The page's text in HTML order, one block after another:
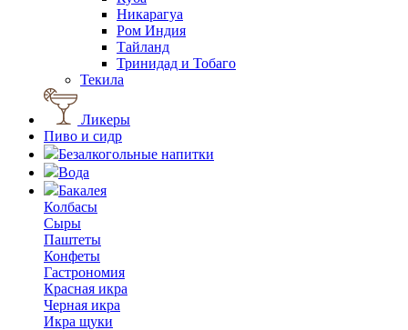
Никарагуа
Ром Индия
Тайланд
Тринидад и Тобаго
Текила
Ликеры
Пиво и сидр
Безалкогольные напитки
Вода
Бакалея
Колбасы
Сыры
Паштеты
Конфеты
Гастрономия
Красная икра
Черная икра
Икра щуки